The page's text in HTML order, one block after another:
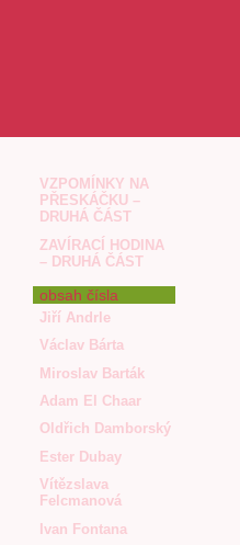
VZPOMÍNKY NA
PŘESKÁČKU –
DRUHÁ ČÁST
ZAVÍRACÍ HODINA
– DRUHÁ ČÁST
obsah čísla
Jiří Andrle
Václav Bárta
Miroslav Barták
Adam El Chaar
Oldřich Damborský
Ester Dubay
Vítězslava
Felcmanová
Ivan Fontana